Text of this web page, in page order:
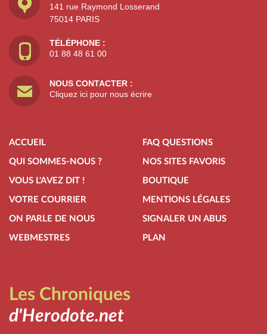
141 rue Raymond Losserand
75014 PARIS
TÉLÉPHONE :
01 88 48 61 00
NOUS CONTACTER :
Cliquez ici pour nous écrire
ACCUEIL
QUI SOMMES-NOUS ?
VOUS L'AVEZ DIT !
VOTRE COURRIER
ON PARLE DE NOUS
WEBMESTRES
FAQ QUESTIONS
NOS SITES FAVORIS
BOUTIQUE
MENTIONS LÉGALES
SIGNALER UN ABUS
PLAN
Les Chroniques
d'Herodote.net